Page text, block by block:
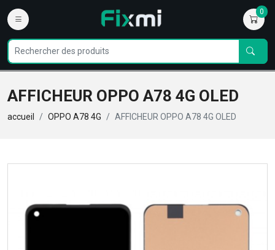
0
AFFICHEUR OPPO A78 4G OLED
accueil OPPO A78 4G AFFICHEUR OPPO A78 4G OLED